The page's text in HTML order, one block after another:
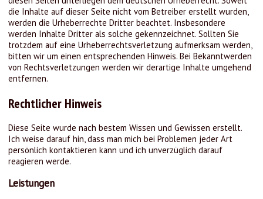
die Inhalte auf dieser Seite nicht vom Betreiber erstellt wurden,
werden die Urheberrechte Dritter beachtet. Insbesondere
werden Inhalte Dritter als solche gekennzeichnet. Sollten Sie
trotzdem auf eine Urheberrechtsverletzung aufmerksam werden,
bitten wir um einen entsprechenden Hinweis. Bei Bekanntwerden
von Rechtsverletzungen werden wir derartige Inhalte umgehend
entfernen.
Rechtlicher Hinweis
Diese Seite wurde nach bestem Wissen und Gewissen erstellt.
Ich weise darauf hin, dass man mich bei Problemen jeder Art
persönlich kontaktieren kann und ich unverzüglich darauf
reagieren werde.
Leistungen